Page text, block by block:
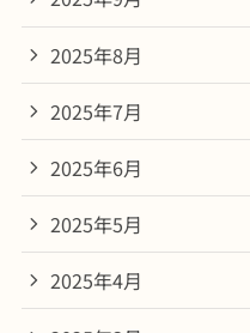
2025年8月
2025年7月
2025年6月
2025年5月
2025年4月